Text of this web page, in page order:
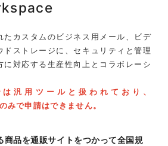
たカスタムのビジネス用メール、ビデ
ドストレージに、セキュリティと管理
に対応する生産性向上とコラボレーシ
汎用ツールと扱われており、
で申請はできません。
商品を通販サイトをつかって全国規